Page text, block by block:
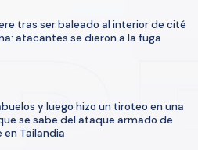
tras ser baleado al interior de cité
atacantes se dieron a la fuga
y luego hizo un tiroteo en una
se sabe del ataque armado de
Tailandia